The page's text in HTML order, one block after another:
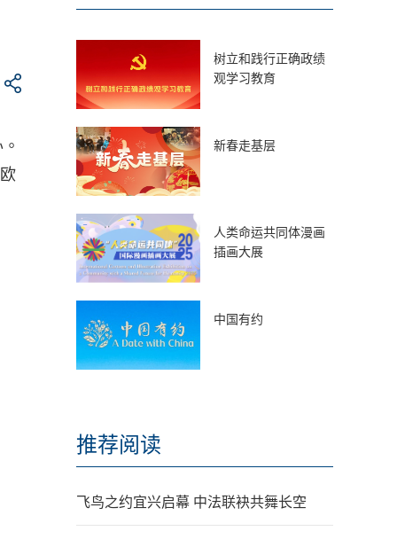
树立和践行正确政绩
观学习教育
新春走基层
人类命运共同体漫画
插画大展
中国有约
推荐阅读
飞鸟之约宜兴启幕 中法联袂共舞长空